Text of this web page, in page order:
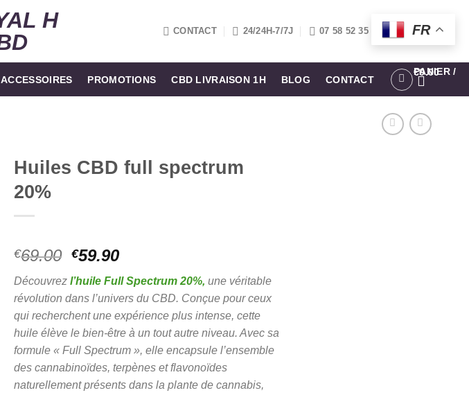
CONTACT 24/24H-7/7J 07 58 52 35 42
ACCESSOIRES PROMOTIONS CBD LIVRAISON 1H BLOG CONTACT
PANIER /
€0.00
Huiles CBD full spectrum
20%
Noté5.00
sur 5 basé
1
client
€69.00 Le
initial
était :
€69.00.
€59.90Le
actuel
est :
€59.90.
Découvrez l’huile Full Spectrum 20%, une véritable
révolution dans l’univers du CBD. Conçue pour ceux
qui recherchent une expérience plus intense, cette
huile élève le bien-être à un tout autre niveau. Avec sa
formule « Full Spectrum », elle encapsule l’ensemble
des cannabinoïdes, terpènes et flavonoïdes
naturellement présents dans la plante de cannabis,
FR